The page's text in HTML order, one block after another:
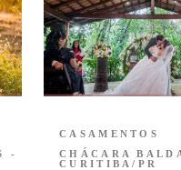
-
CASAMENTOS
CHÁCARA
CURITIBA/PR